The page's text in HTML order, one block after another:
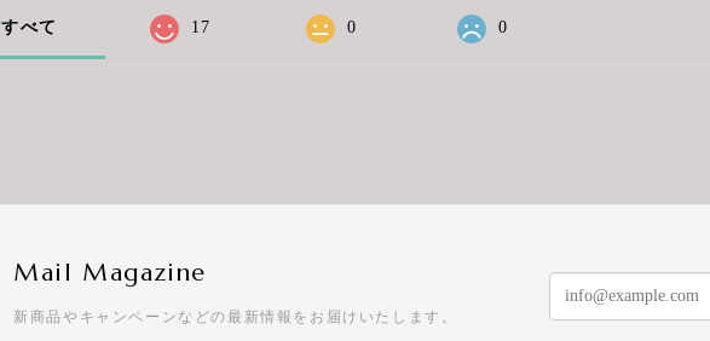
すべて 17 0 0
Mail Magazine
新商品やキャンペーンなどの最新情報をお届けいたします。